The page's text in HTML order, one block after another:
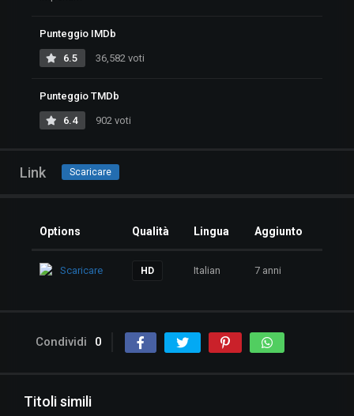
Punteggio IMDb
6.5 36,582 voti
Punteggio TMDb
6.4 902 voti
Link Scaricare
Options Qualità Lingua Aggiunto
Scaricare HD Italian 7 anni
Condividi 0
Titoli simili